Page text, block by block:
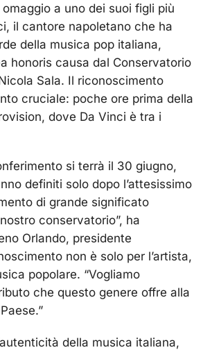
a uno dei suoi figli più
il cantore napoletano che ha
della musica pop italiana,
honoris causa dal Conservatorio
Sala. Il riconoscimento
cruciale: poche ore prima della
dove Da Vinci è tra i
si terrà il 30 giugno,
definiti solo dopo l’attesissimo
di grande significato
conservatorio”, ha
Orlando, presidente
non è solo per l’artista,
popolare. “Vogliamo
che questo genere offre alla
della musica italiana,